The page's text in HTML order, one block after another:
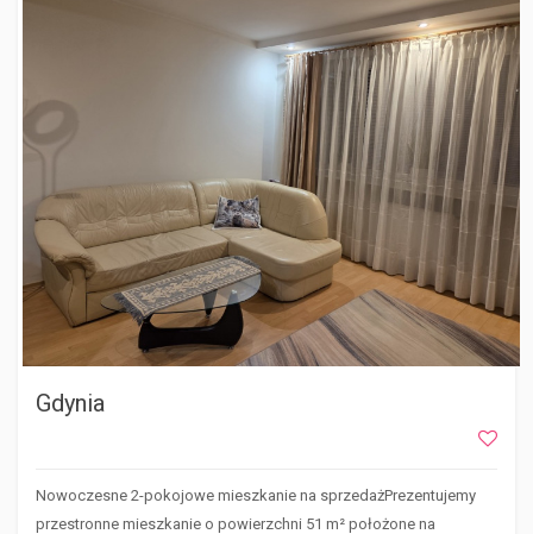
Gdynia
Nowoczesne 2-pokojowe mieszkanie na sprzedażPrezentujemy
przestronne mieszkanie o powierzchni 51 m² położone na